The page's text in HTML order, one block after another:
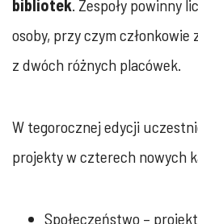
bibliotek. Zespoły powinny
osoby, przy czym członkowie
z dwóch różnych placówek.
W tegorocznej edycji
projekty w czterech nowych
Społeczeństwo –